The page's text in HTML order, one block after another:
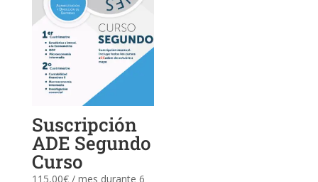
Suscripción
ADE Segundo
Curso
115,00€ / mes durante 6